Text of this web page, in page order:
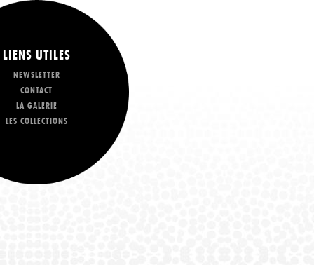
LIENS UTILES
NEWSLETTER
CONTACT
LA GALERIE
LES COLLECTIONS